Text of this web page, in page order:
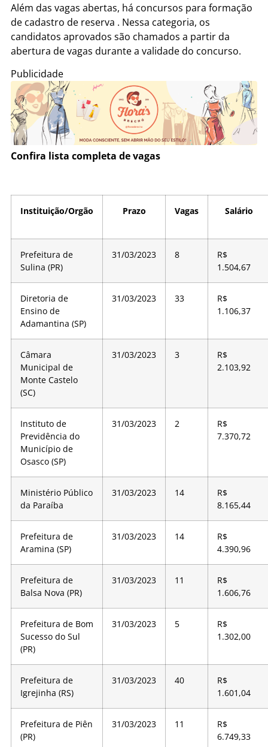
Além das vagas abertas, há concursos para formação
de cadastro de reserva . Nessa categoria, os
candidatos aprovados são chamados a partir da
abertura de vagas durante a validade do concurso.
Publicidade
Confira lista completa de vagas
Instituição/Orgão Prazo Vagas Salário
Prefeitura de
Sulina (PR)
31/03/2023 8
R$
1.504,67
Diretoria de
Ensino de
Adamantina (SP)
31/03/2023 33
R$
1.106,37
Câmara
Municipal de
Monte Castelo
(SC)
31/03/2023 3
R$
2.103,92
Instituto de
Previdência do
Município de
Osasco (SP)
31/03/2023 2
R$
7.370,72
Ministério Público
da Paraíba
31/03/2023 14
R$
8.165,44
Prefeitura de
Aramina (SP)
31/03/2023 14
R$
4.390,96
Prefeitura de
Balsa Nova (PR)
31/03/2023 11
R$
1.606,76
Prefeitura de Bom
Sucesso do Sul
(PR)
31/03/2023 5
R$
1.302,00
Prefeitura de
Igrejinha (RS)
31/03/2023 40
R$
1.601,04
Prefeitura de Piên
(PR)
31/03/2023 11
R$
6.749,33